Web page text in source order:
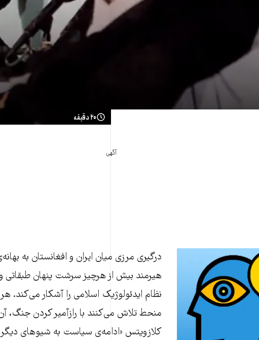
۲۰ دقیقه
آگهی
درگیری‌ مرزی میان ایران و افغانستان به
هیرمند بیش از هرچیز سرشت پنهان طبقاتی
نظام ایدئولوژیک اسلامی را آشکار می‌کند.
منحط تلاش می‌کنند با رازآمیر کردن جنگ،
کلازویتس «ادامه‌ی سیاست به شیوهای